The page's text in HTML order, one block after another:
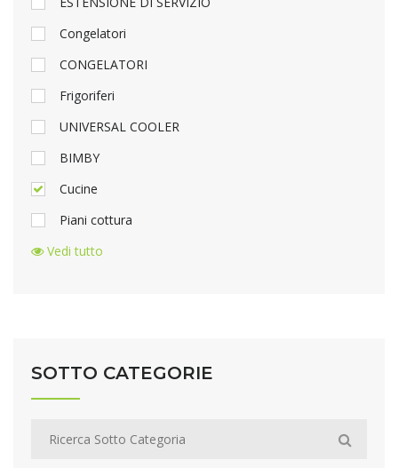
Congelatori
CONGELATORI
Frigoriferi
UNIVERSAL COOLER
BIMBY
Cucine
Piani cottura
Vedi tutto
SOTTO CATEGORIE